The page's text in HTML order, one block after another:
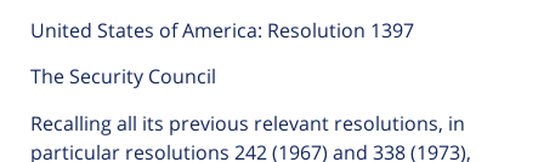
United States of America: Resolution 1397
The Security Council
Recalling all its previous relevant resolutions, in
particular resolutions 242 (1967) and 338 (1973),